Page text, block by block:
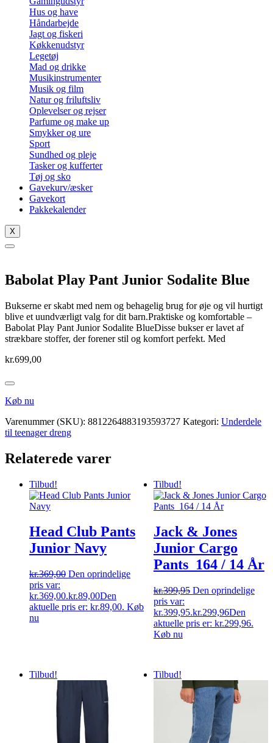
Hus og have
Håndarbejde
Jagt og fiskeri
Køkkenudstyr
Legetøj
Mad og drikke
Musikinstrumenter
Musik og film
Natur og friluftsliv
Oplevelser og rejser
Parfume og make up
Smykker og ure
Sport
Sundhed og pleje
Tasker og kufferter
Tøj og sko
Gavekurv/æsker
Gavekort
Pakkekalender
X
Babolat Play Pant Junior Sodalite Blue
Bukserne er skabt med nem og behagelig brug for øje og vil hurtigt
blive et uundværligt valg for dit barn.Praktiske og komfortable –
Babolat Play Pant Junior Sodalite BlueDisse bukser er lavet af
strækbare stoffer, der forener stil og komfort perfekt. Med
kr.699,00
Køb nu
Varenummer (SKU): 8812264883193593727 Kategori: Underdele
til teenager dreng
Relaterede varer
Tilbud!
Head Club Pants
Junior Navy
kr.369,00 Den oprindelige
pris var:
kr.369,00.kr.89,00Den
aktuelle pris er: kr.89,00. Køb
nu
Tilbud!
Jack & Jones
Junior Cargo
Pants_164 / 14 År
kr.399,95 Den oprindelige
pris var:
kr.399,95.kr.299,96Den
aktuelle pris er: kr.299,96.
Køb nu
Tilbud! Tilbud!